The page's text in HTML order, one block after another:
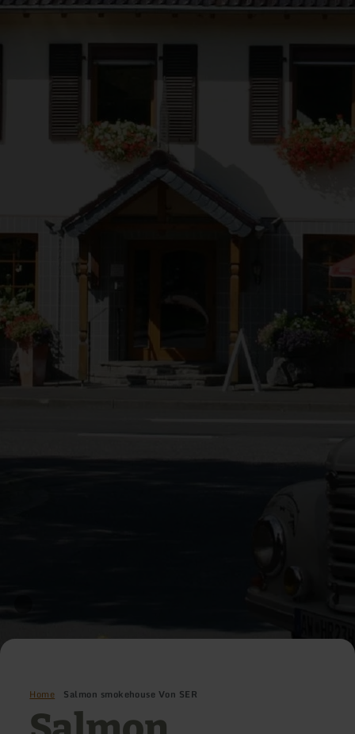
Home Salmon smokehouse Von SER